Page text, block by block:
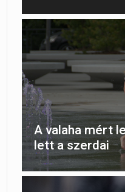
A valaha mért
lett a szerdai